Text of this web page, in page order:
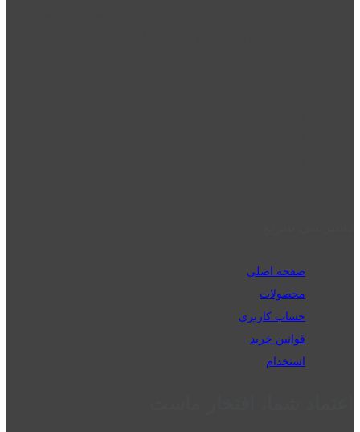
صفحه اصلی
محصولات
حساب کاربری
قوانین خرید
استخدام